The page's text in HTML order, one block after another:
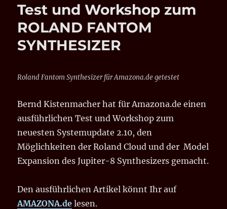
–
OUT-
YOUR-
SYNTH
ONE-
SYNTH-
–
EPISODE#2
Test und Workshop zum
ROLAND FANTOM
SYNTHESIZER
Roland Fantom Synthesizer für Amazona.de getestet
Bernd Kistenmacher hat für Amazona.de einen
ausführlichen Test und Workshop zum
neuesten Systemupdate 2.10, den
Möglichkeiten der Roland Cloud und der Model
Expansion des Jupiter-8 Synthesizers gemacht.
Den ausführlichen Artikel könnt Ihr auf
AMAZONA.de lesen.